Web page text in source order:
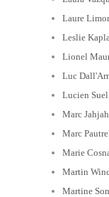
Laure
Leslie
Lionel
Luc
Lucien Suel
Marc Jahjah
Marc
Marie
Martin
Martine